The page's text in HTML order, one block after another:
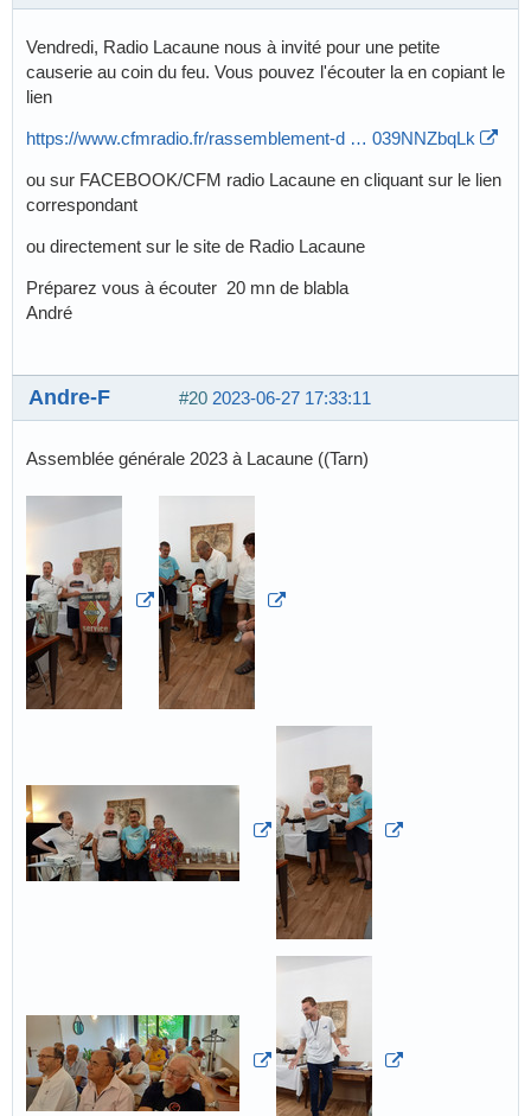
Vendredi, Radio Lacaune nous à invité pour une petite
causerie au coin du feu. Vous pouvez l'écouter la en copiant le
lien
https://www.cfmradio.fr/rassemblement-d … 039NNZbqLk
ou sur FACEBOOK/CFM radio Lacaune en cliquant sur le lien
correspondant
ou directement sur le site de Radio Lacaune
Préparez vous à écouter 20 mn de blabla
André
#20 2023-06-27 17:33:11
Andre-F
Assemblée générale 2023 à Lacaune ((Tarn)